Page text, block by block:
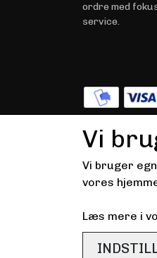
ordre med
service.
© 2026 Driver.dk
Vi
Vi bruger
vores
Læs mere i